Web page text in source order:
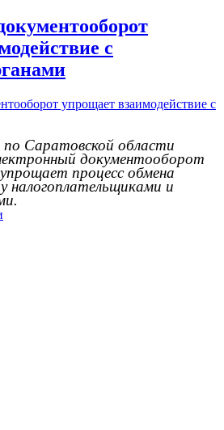
с
Саратовской области
документооборот
процесс обмена
налогоплательщиками и